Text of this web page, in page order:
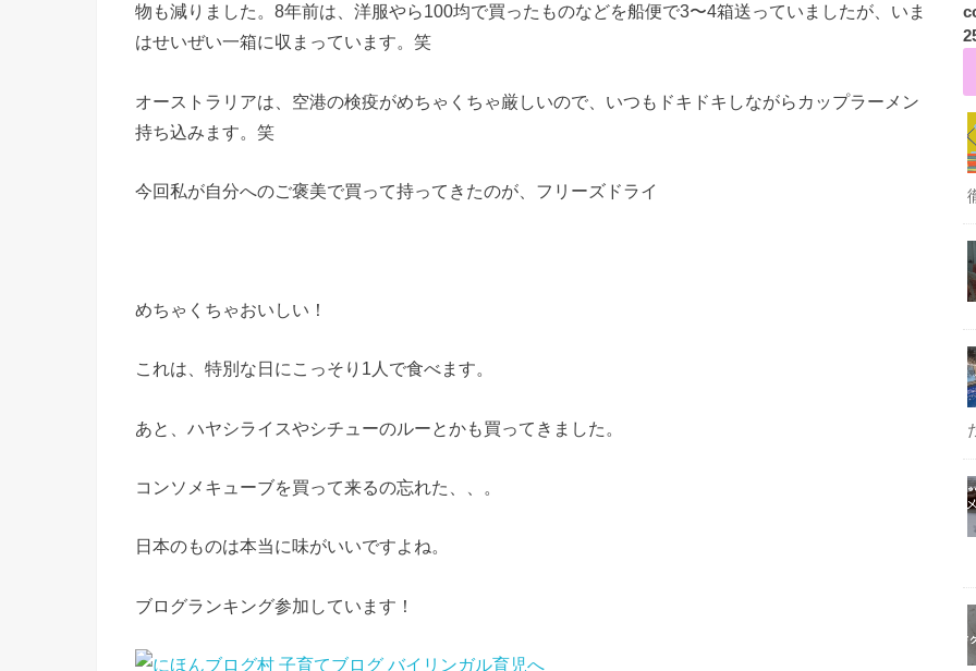
物も減りました。8年前は、洋服やら100均で買ったものなどを船便で3〜4箱送っていましたが、いま
はせいぜい一箱に収まっています。笑
オーストラリアは、空港の検疫がめちゃくちゃ厳しいので、いつもドキドキしながらカップラーメン
持ち込みます。笑
今回私が自分へのご褒美で買って持ってきたのが、フリーズドライ
めちゃくちゃおいしい！
これは、特別な日にこっそり1人で食べます。
あと、ハヤシライスやシチューのルーとかも買ってきました。
コンソメキューブを買って来るの忘れた、、。
日本のものは本当に味がいいですよね。
ブログランキング参加しています！